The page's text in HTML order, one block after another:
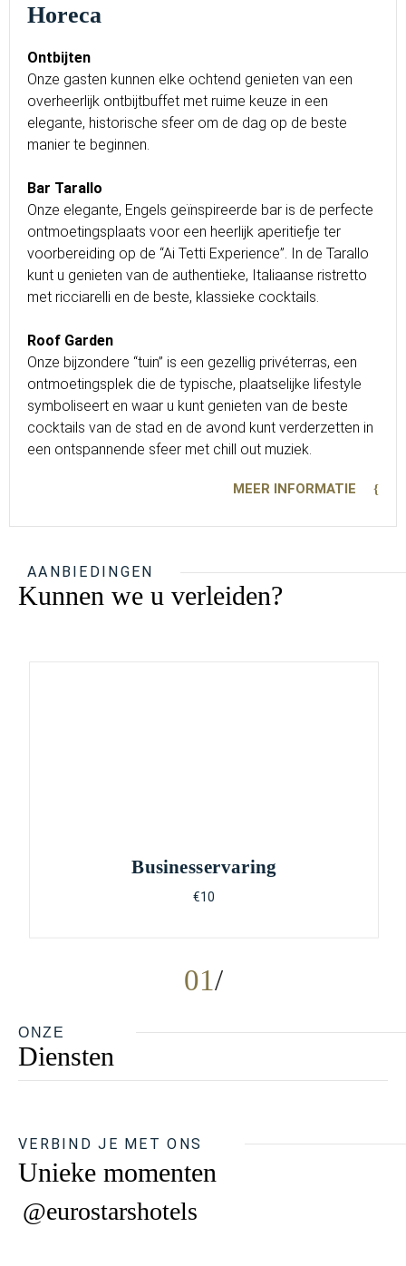
Horeca
Ontbijten
Onze gasten kunnen elke ochtend genieten van een
overheerlijk ontbijtbuffet met ruime keuze in een
elegante, historische sfeer om de dag op de beste
manier te beginnen.
Bar Tarallo
Onze elegante, Engels geïnspireerde bar is de perfecte
ontmoetingsplaats voor een heerlijk aperitiefje ter
voorbereiding op de “Ai Tetti Experience”. In de Tarallo
kunt u genieten van de authentieke, Italiaanse ristretto
met ricciarelli en de beste, klassieke cocktails.
Roof Garden
Onze bijzondere “tuin” is een gezellig privéterras, een
ontmoetingsplek die de typische, plaatselijke lifestyle
symboliseert en waar u kunt genieten van de beste
cocktails van de stad en de avond kunt verderzetten in
een ontspannende sfeer met chill out muziek.
MEER INFORMATIE
AANBIEDINGEN
Kunnen we u verleiden?
01
Businesservaring
€10
ONZE
Diensten
VERBIND JE MET ONS
Unieke momenten
@eurostarshotels